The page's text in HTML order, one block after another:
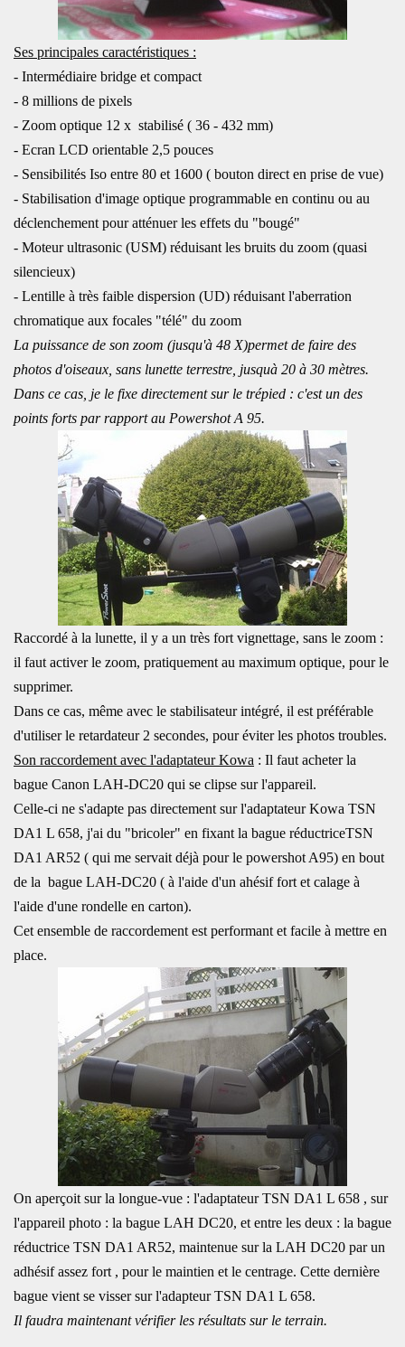
Ses principales caractéristiques :
- Intermédiaire bridge et compact
- 8 millions de pixels
- Zoom optique 12 x stabilisé ( 36 - 432 mm)
- Ecran LCD orientable 2,5 pouces
- Sensibilités Iso entre 80 et 1600 ( bouton direct en prise de vue)
- Stabilisation d'image optique programmable en continu ou au
déclenchement pour atténuer les effets du "bougé"
- Moteur ultrasonic (USM) réduisant les bruits du zoom (quasi
silencieux)
- Lentille à très faible dispersion (UD) réduisant l'aberration
chromatique aux focales "télé" du zoom
La puissance de son zoom (jusqu'à 48 X)permet de faire des
photos d'oiseaux, sans lunette terrestre, jusquà 20 à 30 mètres.
Dans ce cas, je le fixe directement sur le trépied : c'est un des
points forts par rapport au Powershot A 95.
Raccordé à la lunette, il y a un très fort vignettage, sans le zoom :
il faut activer le zoom, pratiquement au maximum optique, pour le
supprimer.
Dans ce cas, même avec le stabilisateur intégré, il est préférable
d'utiliser le retardateur 2 secondes, pour éviter les photos troubles.
Son raccordement avec l'adaptateur Kowa : Il faut acheter la
bague Canon LAH-DC20 qui se clipse sur l'appareil.
Celle-ci ne s'adapte pas directement sur l'adaptateur Kowa TSN
DA1 L 658, j'ai du "bricoler" en fixant la bague réductriceTSN
DA1 AR52 ( qui me servait déjà pour le powershot A95) en bout
de la bague LAH-DC20 ( à l'aide d'un ahésif fort et calage à
l'aide d'une rondelle en carton).
Cet ensemble de raccordement est performant et facile à mettre en
place.
On aperçoit sur la longue-vue : l'adaptateur TSN DA1 L 658 , sur
l'appareil photo : la bague LAH DC20, et entre les deux : la bague
réductrice TSN DA1 AR52, maintenue sur la LAH DC20 par un
adhésif assez fort , pour le maintien et le centrage. Cette dernière
bague vient se visser sur l'adapteur TSN DA1 L 658.
Il faudra maintenant vérifier les résultats sur le terrain.